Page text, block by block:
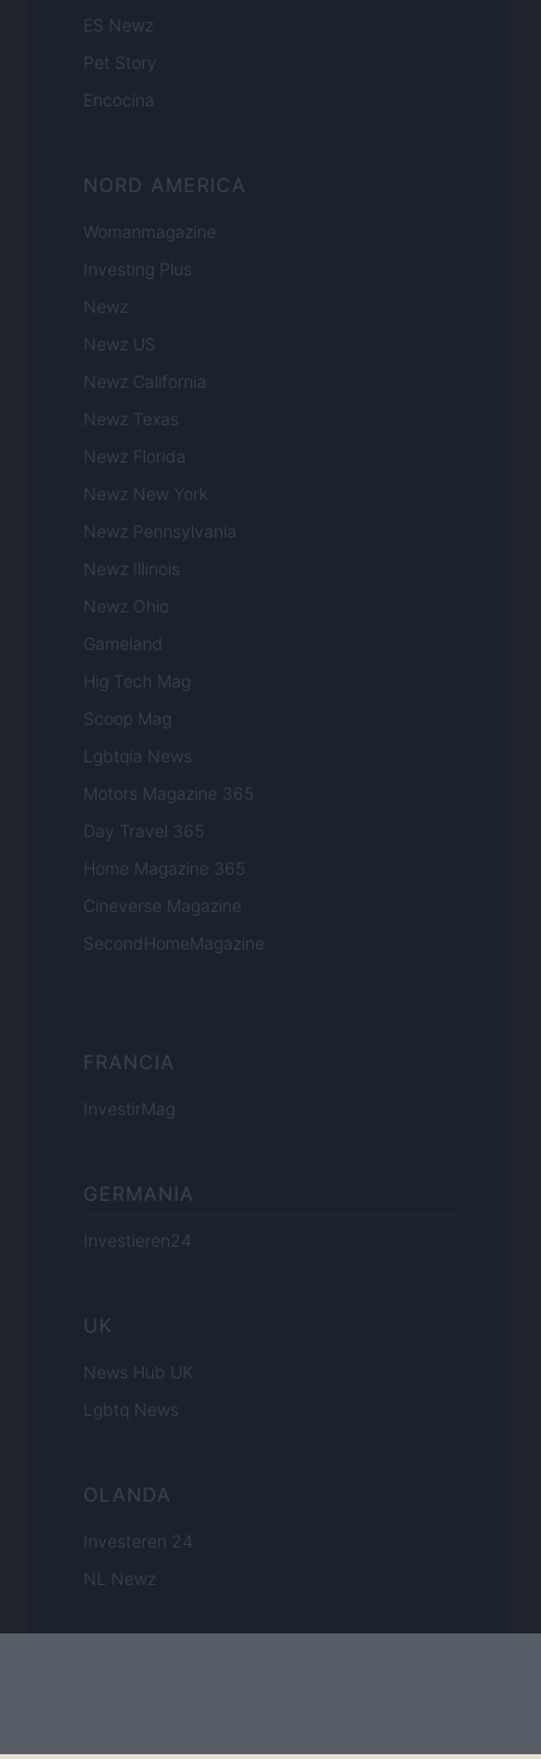
ES Newz
Pet Story
Encocina
NORD AMERICA
Womanmagazine
Investing Plus
Newz
Newz US
Newz California
Newz Texas
Newz Florida
Newz New York
Newz Pennsylvania
Newz Illinois
Newz Ohio
Gameland
Hig Tech Mag
Scoop Mag
Lgbtqia News
Motors Magazine 365
Day Travel 365
Home Magazine 365
Cineverse Magazine
SecondHomeMagazine
FRANCIA
InvestirMag
GERMANIA
Investieren24
UK
News Hub UK
Lgbtq News
OLANDA
Investeren 24
NL Newz